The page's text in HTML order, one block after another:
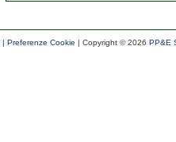
| Preferenze Cookie | Copyright ©2026 PP&E